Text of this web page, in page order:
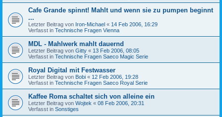
Cafe Grande spinnt! Mahlt und wenn sie zu pumpen beginnt
...
Letzter Beitrag von Iron-Michael « 14 Feb 2006, 16:29
Verfasst in Technische Fragen Vienna
MDL - Mahlwerk mahlt dauernd
Letzter Beitrag von Gitty « 13 Feb 2006, 08:05
Verfasst in Technische Fragen Saeco Magic Serie
Royal Digital mit Festwasser
Letzter Beitrag von Bobi « 12 Feb 2006, 19:28
Verfasst in Technische Fragen Saeco Royal Serie
Kaffee Roma schaltet sich von alleine ein
Letzter Beitrag von Wojtek « 08 Feb 2006, 20:31
Verfasst in Sonstiges